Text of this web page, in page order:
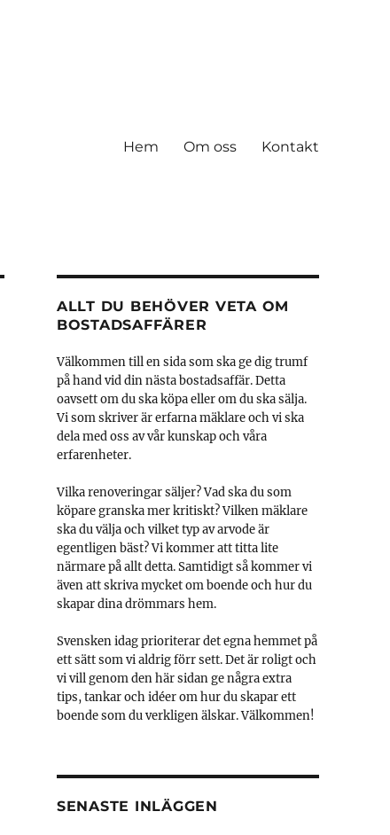
Hem Om oss Kontakt
ALLT DU BEHÖVER VETA OM
BOSTADSAFFÄRER
Välkommen till en sida som ska ge dig trumf
på hand vid din nästa bostadsaffär. Detta
oavsett om du ska köpa eller om du ska sälja.
Vi som skriver är erfarna mäklare och vi ska
dela med oss av vår kunskap och våra
erfarenheter.
Vilka renoveringar säljer? Vad ska du som
köpare granska mer kritiskt? Vilken mäklare
ska du välja och vilket typ av arvode är
egentligen bäst? Vi kommer att titta lite
närmare på allt detta. Samtidigt så kommer vi
även att skriva mycket om boende och hur du
skapar dina drömmars hem.
Svensken idag prioriterar det egna hemmet på
ett sätt som vi aldrig förr sett. Det är roligt och
vi vill genom den här sidan ge några extra
tips, tankar och idéer om hur du skapar ett
boende som du verkligen älskar. Välkommen!
SENASTE INLÄGGEN